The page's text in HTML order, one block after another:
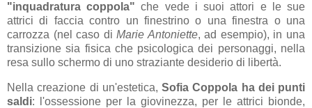
"inquadratura coppola" che vede i suoi attori e le sue
attrici di faccia contro un finestrino o una finestra o una
carrozza (nel caso diMarie Antoniette, ad esempio), in una
transizione sia fisica che psicologica dei personaggi, nella
resa sullo schermo di uno straziante desiderio di libertà.
Nella creazione di un'estetica, Sofia Coppola ha dei punti
saldi: l'ossessione per la giovinezza, per le attrici bionde,